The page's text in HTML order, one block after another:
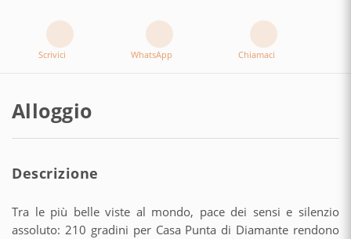
Scrivici WhatsApp Chiamaci
Alloggio
Descrizione
Tra le più belle viste al mondo, pace dei sensi e silenzio
assoluto: 210 gradini per Casa Punta di Diamante rendono